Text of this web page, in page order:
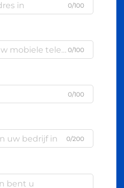
0/100
0/100
0/100
0/200